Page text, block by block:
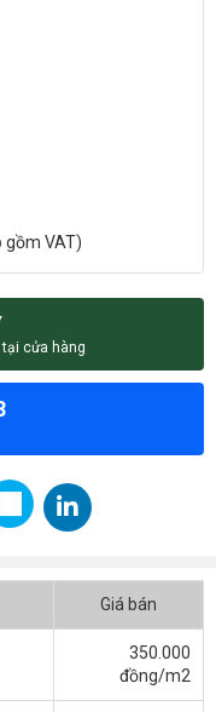
VAT)
cửa hàng
Giá bán
350.000
đồng/m2